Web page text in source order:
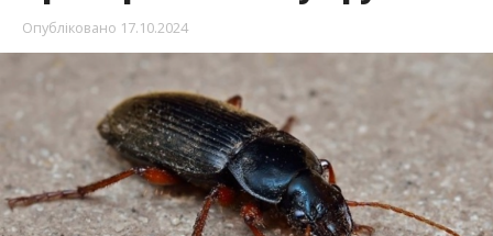
Опубліковано 17.10.2024